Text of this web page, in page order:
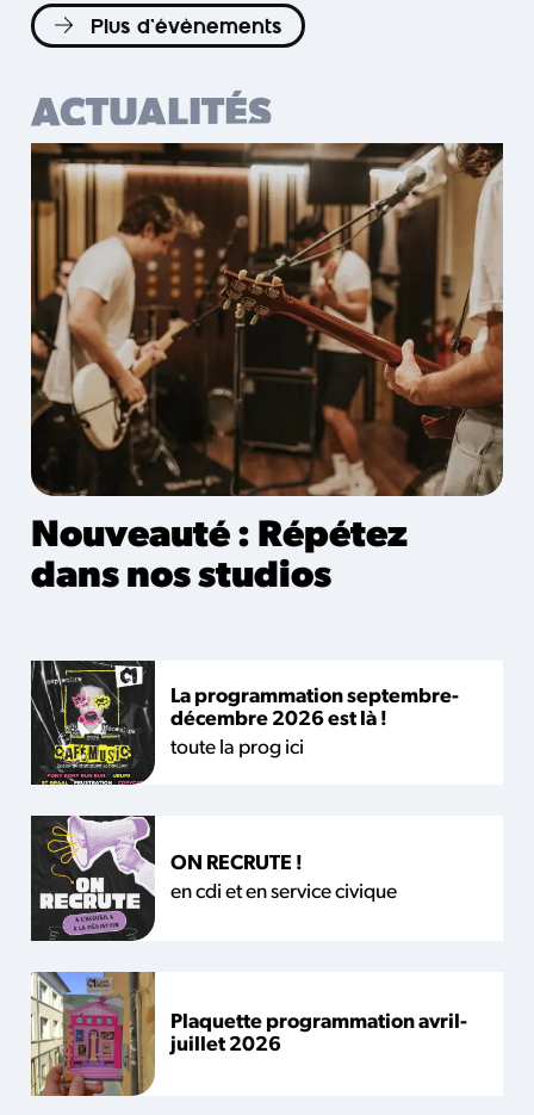
Plus d’évènements
ACTUALITÉS
Nouveauté : Répétez
dans nos studios
La programmation septembre-
décembre 2026 est là !
toute la prog ici
ON RECRUTE !
en cdi et en service civique
Plaquette programmation avril-
juillet 2026